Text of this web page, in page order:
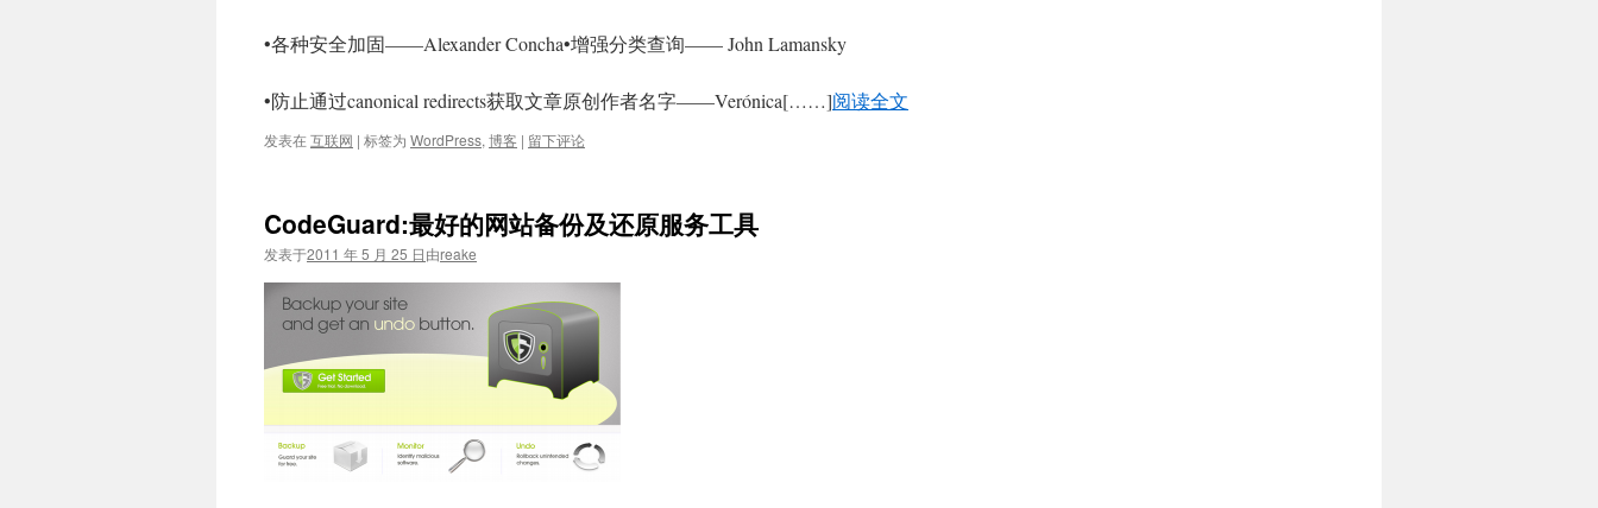
•各种安全加固——Alexander Concha•增强分类查询—— John Lamansky
•防止通过canonical redirects获取文章原创作者名字——Verónica[……]阅读全文
发表在互联网 | 标签为 WordPress, 博客 | 留下评论
CodeGuard:最好的网站备份及还原服务工具
发表于2011 年 5 月 25 日由reake